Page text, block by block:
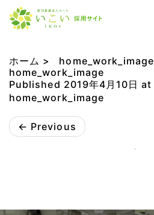
ホーム >
home_work_image
home_work_image
Published 2019年4月10日 at
home_work_image
← Previous